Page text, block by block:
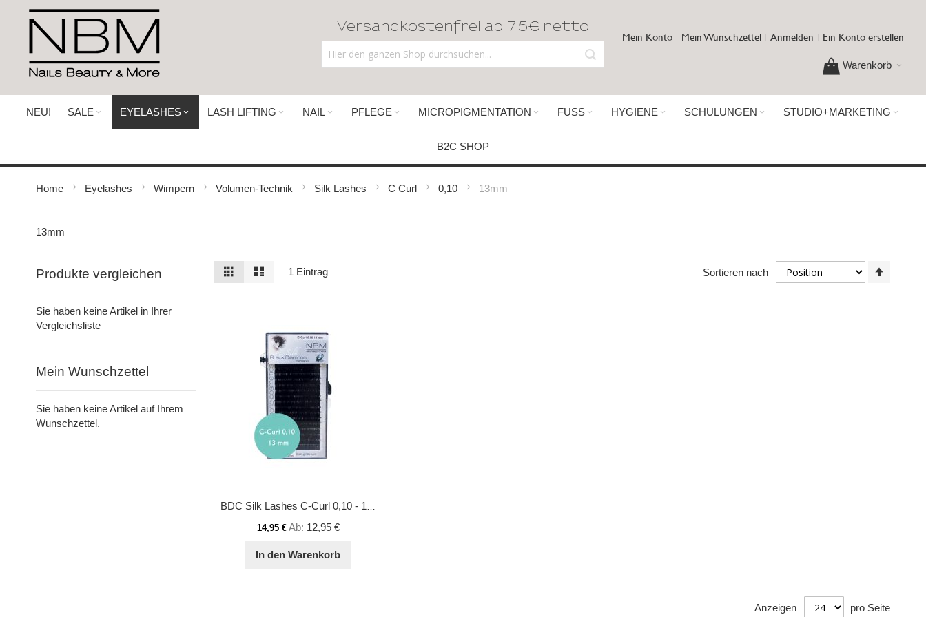
Direkt
Inhalt
Versandkostenfrei ab 75€ netto
Mein Konto Mein Wunschzettel Anmelden Ein Konto erstellen
Warenkorb
NEU! SALE EYELASHES LASH LIFTING NAIL PFLEGE MICROPIGMENTATION FUSS HYGIENE SCHULUNGEN STUDIO+MARKETING
B2C SHOP
Home Eyelashes Wimpern Volumen-Technik Silk Lashes C Curl 0,10 13mm
13mm
Ansicht
als
Raster 1 Eintrag Sortieren nach
BDC Silk Lashes C-Curl 0,10 - 13 mm
14,95 € Ab 12,95 €
In den Warenkorb
Anzeigen pro Seite
Produkte vergleichen
Sie haben keine Artikel in Ihrer
Vergleichsliste
Mein Wunschzettel
Sie haben keine Artikel auf Ihrem
Wunschzettel.